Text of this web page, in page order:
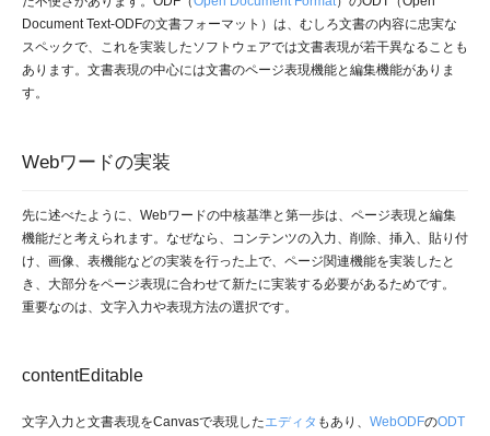
Document Text-ODFの文書フォーマット）は、むしろ文書の内容に忠実な
スペックで、これを実装したソフトウェアでは文書表現が若干異なることも
あります。文書表現の中心には文書のページ表現機能と編集機能がありま
す。
Webワードの実装
先に述べたように、Webワードの中核基準と第一歩は、ページ表現と編集
機能だと考えられます。なぜなら、コンテンツの入力、削除、挿入、貼り付
け、画像、表機能などの実装を行った上で、ページ関連機能を実装したと
き、大部分をページ表現に合わせて新たに実装する必要があるためです。
重要なのは、文字入力や表現方法の選択です。
contentEditable
文字入力と文書表現をCanvasで表現したエディタ もあり、 WebODFのODT